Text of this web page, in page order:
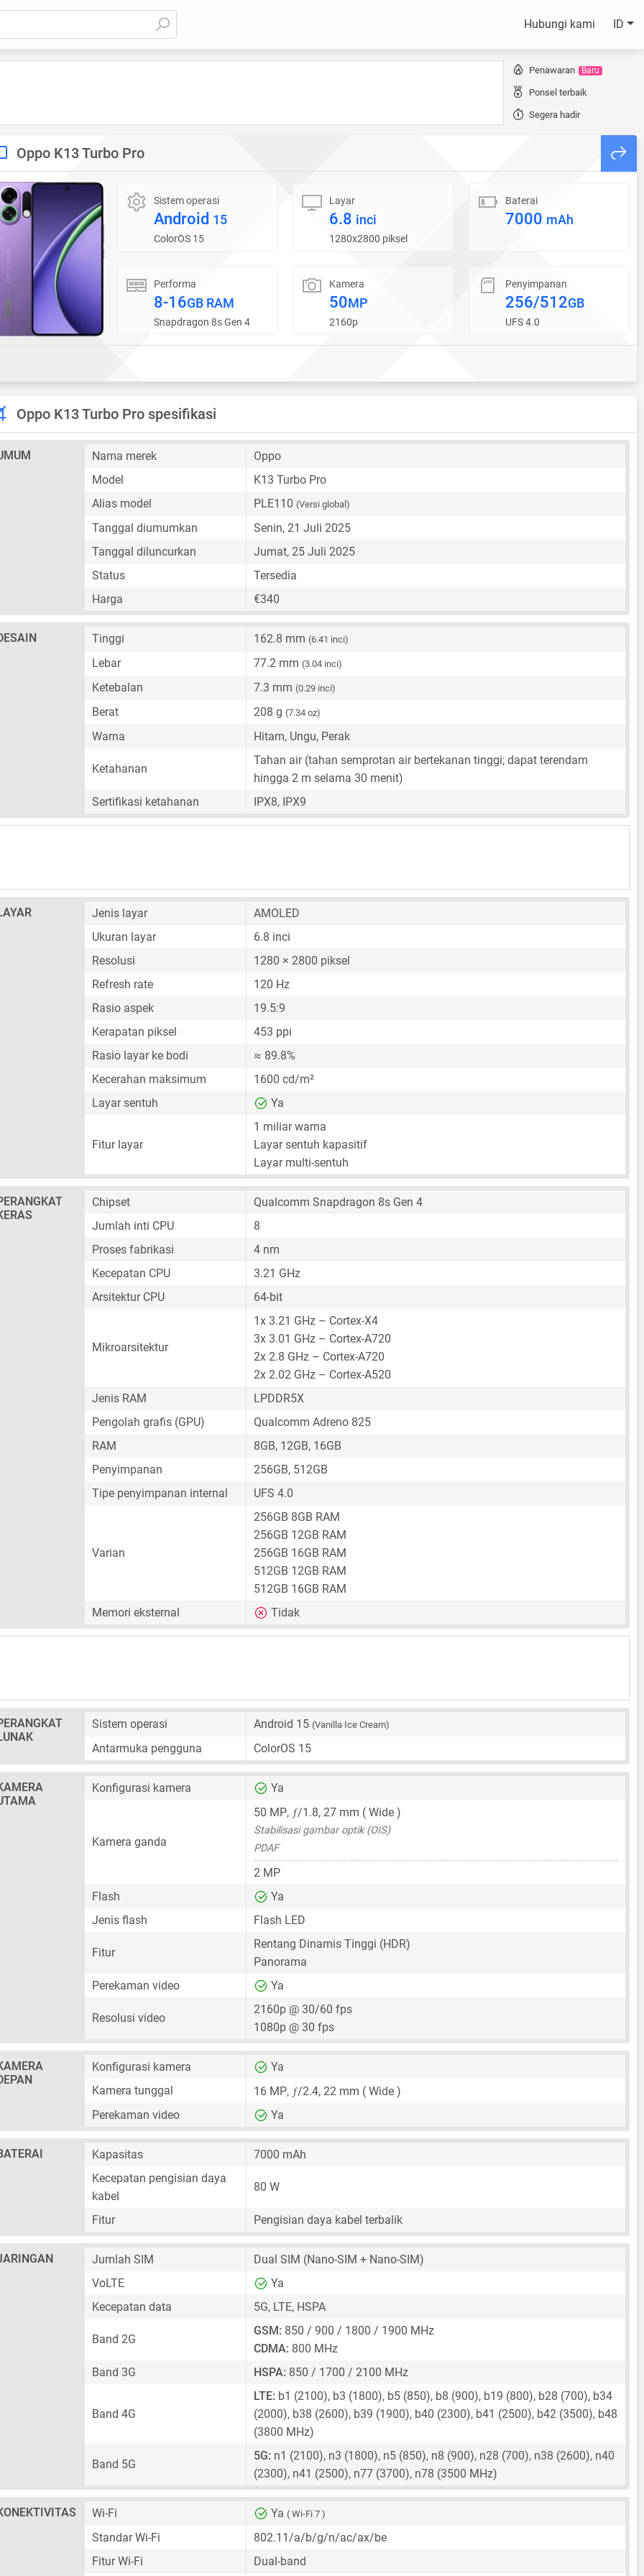
Hubungi kami ID
Penawaran Baru
Ponsel terbaik
Segera hadir
Oppo K13 Turbo Pro
Sistem operasi
Android 15
ColorOS 15
Layar
6.8 inci
1280x2800 piksel
Baterai
7000 mAh
Performa
8-16GB RAM
Snapdragon 8s Gen 4
Kamera
50MP
2160p
Penyimpanan
256/512GB
UFS 4.0
Oppo K13 Turbo Pro spesifikasi
Nama merek
Oppo
Model
K13 Turbo Pro
Alias model
PLE110 (Versi global)
Tanggal diumumkan
Senin, 21 Juli 2025
Tanggal diluncurkan
Jumat, 25 Juli 2025
Status
Tersedia
Harga
€340
Tinggi 162.8 mm (6.41 inci)
Lebar 77.2 mm (3.04 inci)
Ketebalan 7.3 mm (0.29 inci)
Berat 208 g (7.34 oz)
Warna Hitam, Ungu, Perak
Ketahanan
Tahan air (tahan semprotan air bertekanan tinggi; dapat terendam
hingga 2 m selama 30 menit)
Sertifikasi ketahanan
IPX8, IPX9
Jenis layar
AMOLED
Ukuran layar
6.8 inci
Resolusi
1280 × 2800 piksel
Refresh rate
120 Hz
Rasio aspek
19.5:9
Kerapatan piksel
453 ppi
Rasio layar ke bodi
≈ 89.8%
Kecerahan maksimum
1600 cd/m²
Layar sentuh
Ya
Fitur layar
1 miliar warna
Layar sentuh kapasitif
Layar multi-sentuh
Chipset
Qualcomm Snapdragon 8s Gen 4
Jumlah inti CPU
8
Proses fabrikasi
4 nm
Kecepatan CPU
3.21 GHz
Arsitektur CPU
64-bit
Mikroarsitektur
1x 3.21 GHz – Cortex-X4
3x 3.01 GHz – Cortex-A720
2x 2.8 GHz – Cortex-A720
2x 2.02 GHz – Cortex-A520
Jenis RAM
LPDDR5X
Pengolah grafis (GPU)
Qualcomm Adreno 825
RAM
8GB, 12GB, 16GB
Penyimpanan
256GB, 512GB
Tipe penyimpanan internal
UFS 4.0
Varian
256GB 8GB RAM
256GB 12GB RAM
256GB 16GB RAM
512GB 12GB RAM
512GB 16GB RAM
Memori eksternal
Tidak
Sistem operasi Android 15 (Vanilla Ice Cream)
Antarmuka pengguna ColorOS 15
Konfigurasi kamera Ya
Kamera ganda
50 MP, ƒ/1.8, 27 mm ( Wide )
Stabilisasi gambar optik (OIS)
PDAF
2 MP
Flash
Ya
Jenis flash
Flash LED
Fitur
Rentang Dinamis Tinggi (HDR)
Panorama
Perekaman video
Ya
Resolusi video
2160p @ 30/60 fps
1080p @ 30 fps
Konfigurasi kamera
Ya
Kamera tunggal
16 MP, ƒ/2.4, 22 mm ( Wide )
Perekaman video
Ya
Kapasitas
7000 mAh
Kecepatan pengisian daya
kabel
80 W
Fitur Pengisian daya kabel terbalik
Jumlah SIM Dual SIM (Nano-SIM + Nano-SIM)
VoLTE
Ya
Kecepatan data
5G, LTE, HSPA
Band 2G
GSM: 850 / 900 / 1800 / 1900 MHz
CDMA: 800 MHz
Band 3G
HSPA: 850 / 1700 / 2100 MHz
Band 4G
LTE: b1 (2100), b3 (1800), b5 (850), b8 (900), b19 (800), b28 (700), b34
(2000), b38 (2600), b39 (1900), b40 (2300), b41 (2500), b42 (3500), b48
(3800 MHz)
Band 5G
5G: n1 (2100), n3 (1800), n5 (850), n8 (900), n28 (700), n38 (2600), n40
(2300), n41 (2500), n77 (3700), n78 (3500 MHz)
Wi-Fi Ya ( Wi-Fi 7 )
Standar Wi-Fi
802.11/a/b/g/n/ac/ax/be
Fitur Wi-Fi
Dual-band